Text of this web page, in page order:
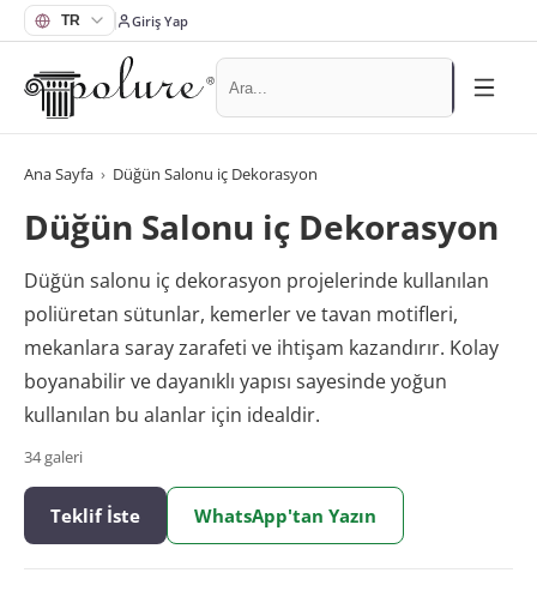
Giriş Yap
Ana Sayfa › Düğün Salonu iç Dekorasyon
Düğün Salonu iç Dekorasyon
Düğün salonu iç dekorasyon projelerinde kullanılan
poliüretan sütunlar, kemerler ve tavan motifleri,
mekanlara saray zarafeti ve ihtişam kazandırır. Kolay
boyanabilir ve dayanıklı yapısı sayesinde yoğun
kullanılan bu alanlar için idealdir.
34galeri
Teklif İste WhatsApp'tan Yazın